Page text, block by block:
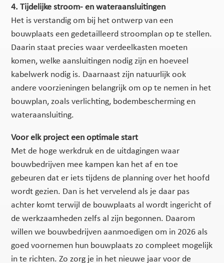
4. Tijdelijke stroom- en wateraansluitingen
Het is verstandig om bij het ontwerp van een
bouwplaats een gedetailleerd stroomplan op te stellen.
Daarin staat precies waar verdeelkasten moeten
komen, welke aansluitingen nodig zijn en hoeveel
kabelwerk nodig is. Daarnaast zijn natuurlijk ook
andere voorzieningen belangrijk om op te nemen in het
bouwplan, zoals verlichting, bodembescherming en
wateraansluiting.
Voor elk project een optimale start
Met de hoge werkdruk en de uitdagingen waar
bouwbedrijven mee kampen kan het af en toe
gebeuren dat er iets tijdens de planning over het hoofd
wordt gezien. Dan is het vervelend als je daar pas
achter komt terwijl de bouwplaats al wordt ingericht of
de werkzaamheden zelfs al zijn begonnen. Daarom
willen we bouwbedrijven aanmoedigen om in 2026 als
goed voornemen hun bouwplaats zo compleet mogelijk
in te richten. Zo zorg je in het nieuwe jaar voor de